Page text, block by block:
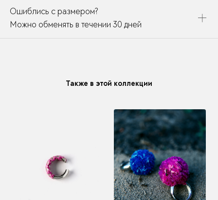
дополнено открыткой, паспортом украшения и
собрано в подарочный пакет
Ошиблись с размером?
Можно обменять в течении 30 дней
Также в этой коллекции